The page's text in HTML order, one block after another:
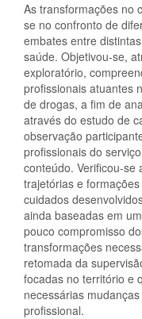
As transformações no
se no confronto de
embates entre
saúde. Objetivou-se,
exploratório,
profissionais atuantes
de drogas, a fim de
através do estudo de
observação
profissionais do
conteúdo. Verificou-se
trajetórias e
cuidados
ainda baseadas em
pouco compromisso
transformações
retomada da
focadas no território e
necessárias
profissional.